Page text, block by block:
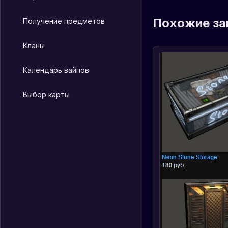
Получение предметов
Кланы
Календарь вайпов
Выбор карты
Похожие